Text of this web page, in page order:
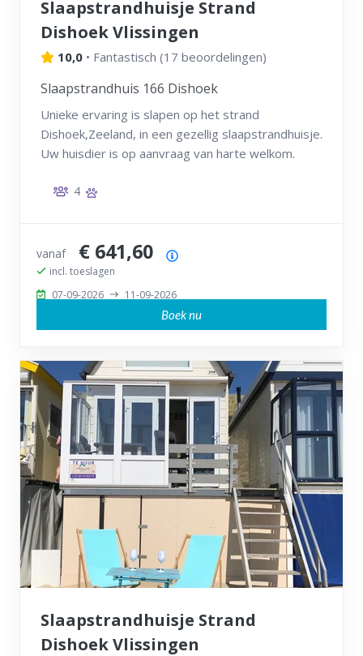
Slaapstrandhuisje Strand
Dishoek Vlissingen
10,0 • Fantastisch (17 beoordelingen)
Slaapstrandhuis 166 Dishoek
Unieke ervaring is slapen op het strand
Dishoek,Zeeland, in een gezellig slaapstrandhuisje.
Uw huisdier is op aanvraag van harte welkom.
4
vanaf € 641,60
incl. toeslagen
07-09-2026
11-09-2026
Boek nu
Slaapstrandhuisje Strand
Dishoek Vlissingen